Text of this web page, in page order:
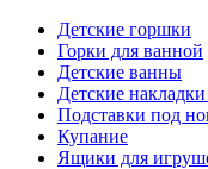
Детские горшки
Горки для ванной
Детские ванны
Детские
Подставки под
Купание
Ящики для